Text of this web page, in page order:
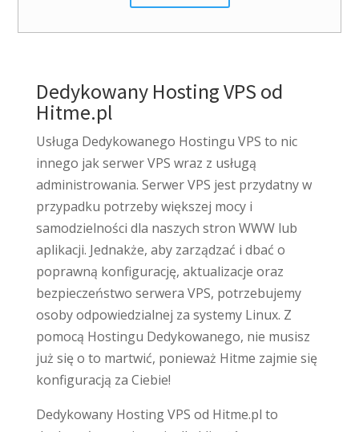
Dedykowany Hosting VPS od
Hitme.pl
Usługa Dedykowanego Hostingu VPS to nic
innego jak serwer VPS wraz z usługą
administrowania. Serwer VPS jest przydatny w
przypadku potrzeby większej mocy i
samodzielności dla naszych stron WWW lub
aplikacji. Jednakże, aby zarządzać i dbać o
poprawną konfigurację, aktualizacje oraz
bezpieczeństwo serwera VPS, potrzebujemy
osoby odpowiedzialnej za systemy Linux. Z
pomocą Hostingu Dedykowanego, nie musisz
już się o to martwić, ponieważ Hitme zajmie się
konfiguracją za Ciebie!
Dedykowany Hosting VPS od Hitme.pl to